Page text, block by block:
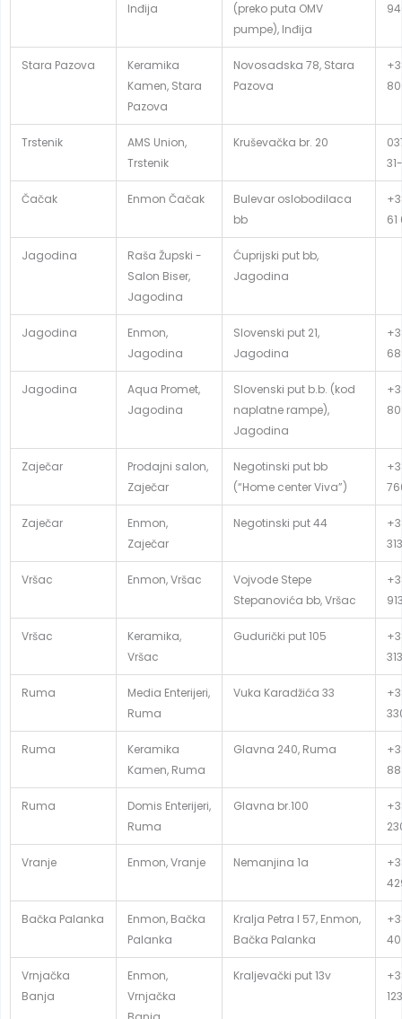
Inđija
(preko puta OMV
pumpe), Inđija
Stara Pazova
Keramika
Kamen, Stara
Pazova
Novosadska 78, Stara
Pazova
Trstenik
AMS Union,
Trstenik
Kruševačka br. 20
Čačak Enmon Čačak
Bulevar oslobodilaca
bb
Jagodina
Raša Župski -
Salon Biser,
Jagodina
Ćuprijski put bb,
Jagodina
Jagodina
Enmon,
Jagodina
Slovenski put 21,
Jagodina
Jagodina
Aqua Promet,
Jagodina
Slovenski put b.b. (kod
naplatne rampe),
Jagodina
Zaječar
Prodajni salon,
Zaječar
Negotinski put bb
(“Home center Viva”)
Zaječar
Enmon,
Zaječar
Negotinski put 44
313
Vršac Enmon, Vršac
Vojvode Stepe
Stepanovića bb, Vršac
Vršac
Keramika,
Vršac
Gudurički put 105
313
Ruma
Media Enterijeri,
Ruma
Vuka Karadžića 33
Ruma
Keramika
Kamen, Ruma
Glavna 240, Ruma
Ruma
Domis Enterijeri,
Ruma
Glavna br.100
Vranje Enmon, Vranje Nemanjina 1a
Bačka Palanka
Enmon, Bačka
Palanka
Kralja Petra I 57, Enmon,
Bačka Palanka
40
Vrnjačka
Banja
Enmon,
Vrnjačka
Kraljevački put 13v
123